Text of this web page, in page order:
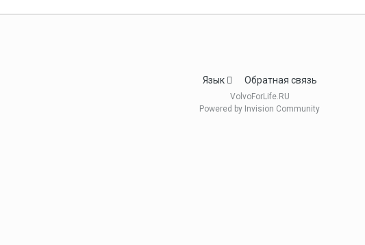
Язык Обратная связь
VolvoForLife.RU
Powered by Invision Community